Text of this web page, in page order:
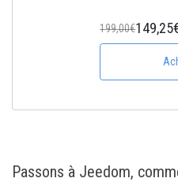
199,00€
Passons à Jeedom,